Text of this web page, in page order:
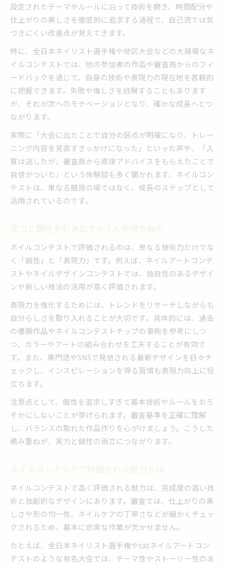
設定されたテーマやルールに沿って技術を磨き、時間配分や
仕上がりの美しさを徹底的に追求する過程で、自己流では気
づきにくい改善点が見えてきます。
特に、全日本ネイリスト選手権や地区大会などの大規模なネ
イルコンテストでは、他の参加者の作品や審査員からのフィ
ードバックを通じて、自身の技術や表現力の現在地を客観的
に把握できます。失敗や悔しさを経験することもあります
が、それが次へのモチベーションとなり、確かな成長へとつ
ながります。
実際に「大会に出たことで自分の弱点が明確になり、トレー
ニング内容を見直すきっかけになった」といった声や、「入
賞は逃したが、審査員から直接アドバイスをもらえたことで
自信がついた」という体験談も多く聞かれます。ネイルコン
テストは、単なる競技の場ではなく、成長のステップとして
活用されているのです。
実力と個性を引き出すネイル表現力強化
ネイルコンテストで評価されるのは、単なる技術力だけでな
く「個性」と「表現力」です。例えば、ネイルアートコンテ
ストやネイルデザインコンテストでは、独自性のあるデザイ
ンや新しい技法の活用が高く評価されます。
表現力を強化するためには、トレンドをリサーチしながらも
自分らしさを取り入れることが大切です。具体的には、過去
の優勝作品やネイルコンテストチップの事例を参考にしつ
つ、カラーやアートの組み合わせを工夫することが有効で
す。また、専門誌やSNSで発信される最新デザインを日々チ
ェックし、インスピレーションを得る習慣も表現力向上に役
立ちます。
注意点として、個性を追求しすぎて基本技術やルールをおろ
そかにしないことが挙げられます。審査基準を正確に理解
し、バランスの取れた作品作りを心がけましょう。こうした
積み重ねが、実力と個性の両立につながります。
ネイルコンテストで評価される魅力とは
ネイルコンテストで高く評価される魅力は、完成度の高い技
術と独創的なデザインにあります。審査では、仕上がりの美
しさや形の均一性、ネイルケアの丁寧さなどが細かくチェッ
クされるため、基本に忠実な作業が欠かせません。
たとえば、全日本ネイリスト選手権やtatネイルアートコン
テストのような有名大会では、テーマ性やストーリー性のあ